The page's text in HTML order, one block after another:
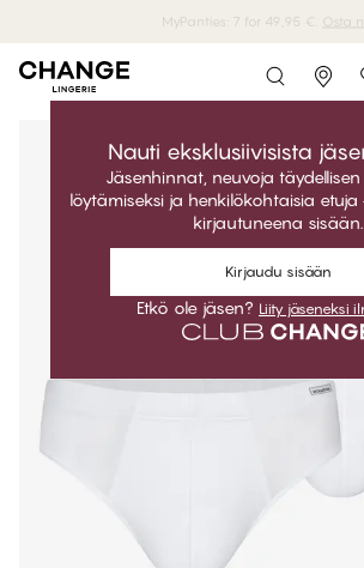
MyPanties: 7 for 49,95 €. Osta
Nauti eksklusiivisista
Jäsenhinnat, neuvoja
löytämiseksi ja henkilökohtaisia
kirjautuneena sisään.
Kirjaudu sisään
Etkö ole jäsen? Liity jäseneksi